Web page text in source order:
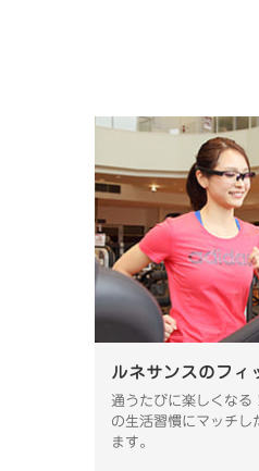
ルネサンスのフィ
通うたびに楽しくなる
の生活習慣にマッチし
ます。